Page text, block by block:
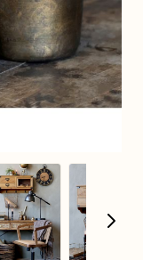
image
View larger